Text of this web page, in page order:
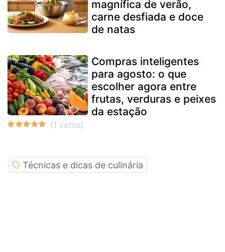
magnífica de verão,
carne desfiada e doce
de natas
Compras inteligentes
para agosto: o que
escolher agora entre
frutas, verduras e peixes
da estação
Técnicas e dicas de culinária